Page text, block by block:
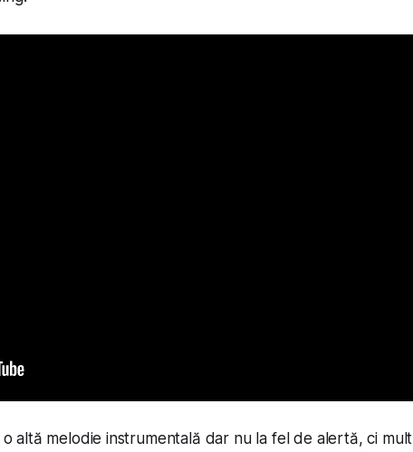
altă melodie instrumentală dar nu la fel de alertă, ci mult